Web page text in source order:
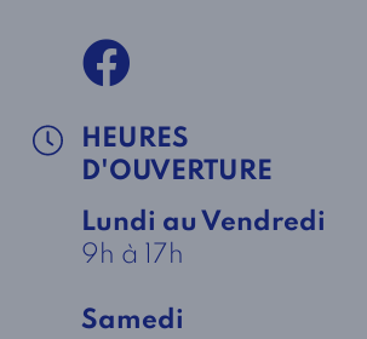
HEURES
D'OUVERTURE
Lundi au Vendredi
9h à 17h
Samedi